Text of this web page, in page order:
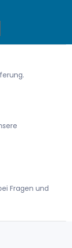
Fragen und